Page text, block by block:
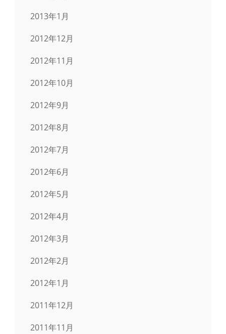
2013年1月
2012年12月
2012年11月
2012年10月
2012年9月
2012年8月
2012年7月
2012年6月
2012年5月
2012年4月
2012年3月
2012年2月
2012年1月
2011年12月
2011年11月